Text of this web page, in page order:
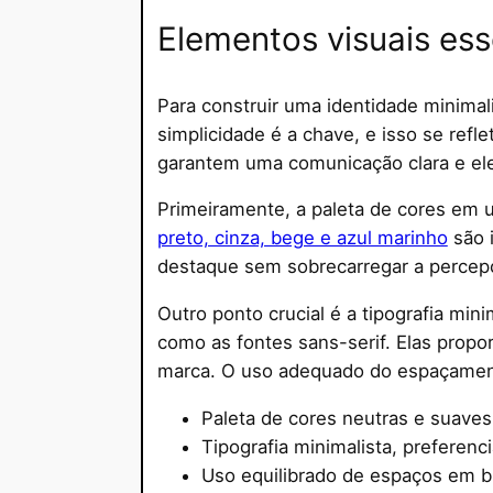
Elementos visuais
Para construir uma identidade
simplicidade é a chave, e isso se
garantem uma comunicação clara e
Primeiramente, a paleta de cores
preto, cinza, bege e azul marinhosão
destaque sem sobrecarregar a
Outro ponto crucial é a tipografia
como as fontes sans-serif. Elas
marca. O uso adequado do
Paleta de cores neutras e
Tipografia minimalista,
Uso equilibrado de espaços em